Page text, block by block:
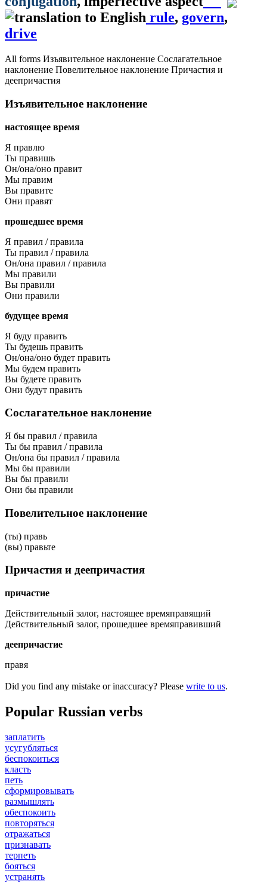
rule, govern,
drive
All forms Изъявительное наклонение Сослагательное
наклонение Повелительное наклонение Причастия и
деепричастия
Изъявительное наклонение
настоящее время
Я правлю
Ты правишь
Он/она/оно правит
Мы правим
Вы правите
Они правят
прошедшее время
Я правил / правила
Ты правил / правила
Он/она правил / правила
Мы правили
Вы правили
Они правили
будущее время
Я буду править
Ты будешь править
Он/она/оно будет править
Мы будем править
Вы будете править
Они будут править
Сослагательное наклонение
Я бы правил / правила
Ты бы правил / правила
Он/она бы правил / правила
Мы бы правили
Вы бы правили
Они бы правили
Повелительное наклонение
(ты) правь
(вы) правьте
Причастия и деепричастия
причастие
Действительный залог, настоящее времяправящий
Действительный залог, прошедшее времяправивший
деепричастие
правя
Did you find any mistake or inaccuracy? Please write to us.
Popular Russian verbs
заплатить
усугубляться
беспокоиться
класть
петь
сформировывать
размышлять
обеспокоить
повторяться
отражаться
признавать
терпеть
бояться
устранять